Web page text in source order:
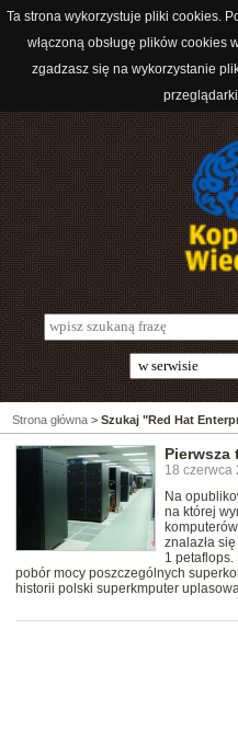
Ta strona wykorzystuje pliki cookies.
włączoną obsługę plików cookies
zgadzasz się na wykorzystanie
Strona główna > Szukaj "Red Hat
Pierwsza
18 czerwca
Na
na której
znalazła
1
pobór mocy poszczególnych
historii polski superkmputer